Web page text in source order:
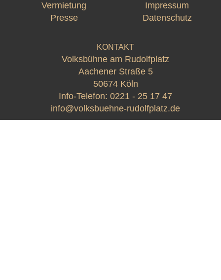
Vermietung
Presse
Impressum
Datenschutz
KONTAKT
Volksbühne am Rudolfplatz
Aachener Straße 5
50674 Köln
Info-Telefon: 0221 - 25 17 47
info@volksbuehne-rudolfplatz.de